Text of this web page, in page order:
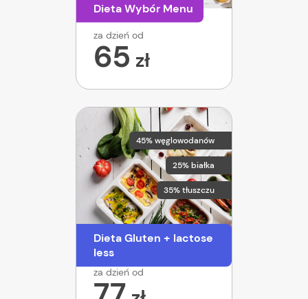
Dieta Wybór Menu
za dzień od
65 zł
45% węglowodanów
25% białka
35% tłuszczu
Dieta Gluten + lactose
less
za dzień od